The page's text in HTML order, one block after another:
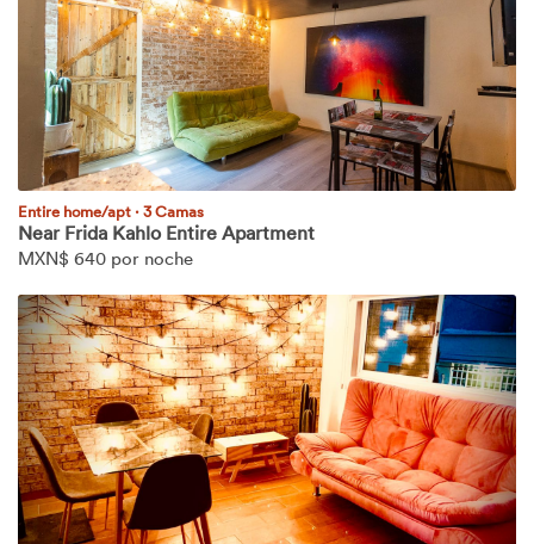
Entire home/apt ·3 Camas
Near Frida Kahlo Entire Apartment
MXN$ 640 por noche